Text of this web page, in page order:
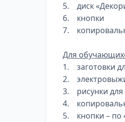
5. диск
6. кнопки
7.
Для
1. заготовки
2.
3. рисунки для
4.
5. кнопки – по